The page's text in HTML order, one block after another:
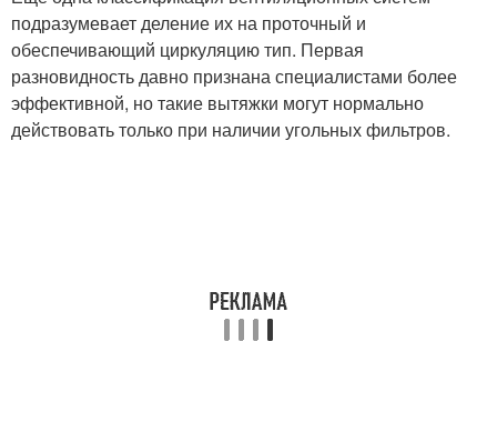
подразумевает деление их на проточный и
обеспечивающий циркуляцию тип. Первая
разновидность давно признана специалистами более
эффективной, но такие вытяжки могут нормально
действовать только при наличии угольных фильтров.